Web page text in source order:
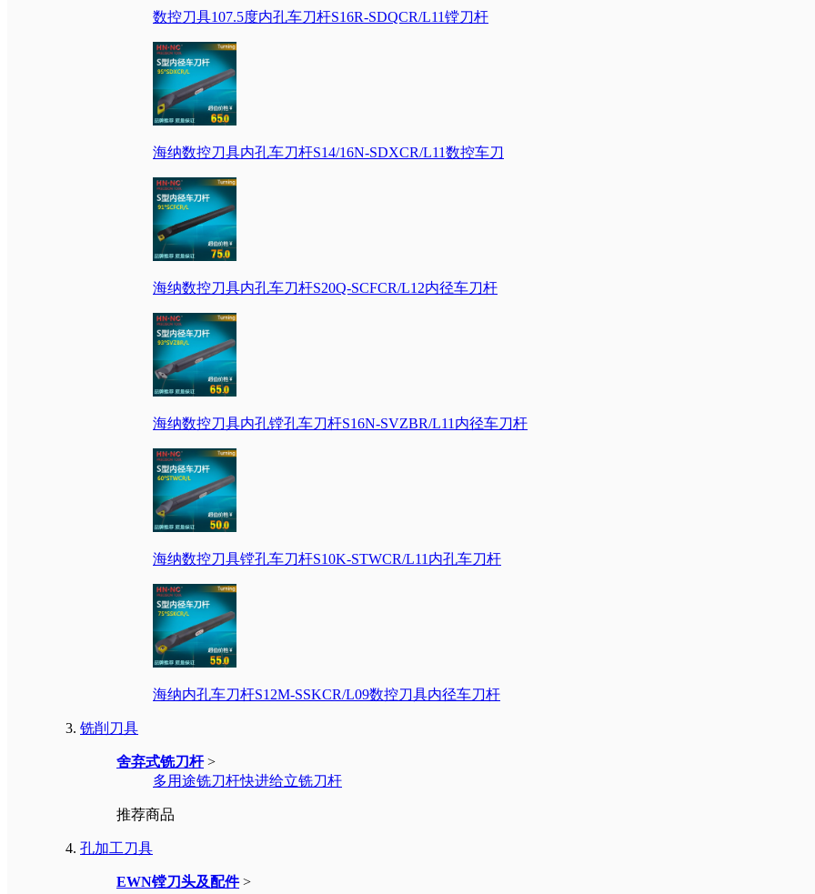
数控刀具107.5度内孔车刀杆S16R-SDQCR/L11镗刀杆
海纳数控刀具内孔车刀杆S14/16N-SDXCR/L11数控车刀
海纳数控刀具内孔车刀杆S20Q-SCFCR/L12内径车刀杆
海纳数控刀具内孔镗孔车刀杆S16N-SVZBR/L11内径车刀杆
海纳数控刀具镗孔车刀杆S10K-STWCR/L11内孔车刀杆
海纳内孔车刀杆S12M-SSKCR/L09数控刀具内径车刀杆
铣削刀具
舍弃式铣刀杆>
多用途铣刀杆快进给立铣刀杆
推荐商品
孔加工刀具
EWN镗刀头及配件>